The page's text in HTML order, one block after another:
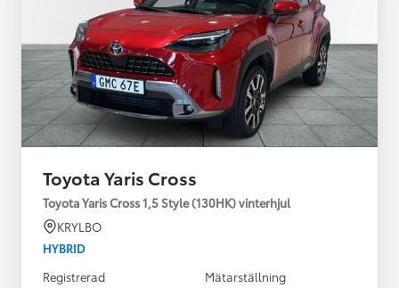
Toyota Yaris Cross
Toyota Yaris Cross 1,5 Style (130HK) vinterhjul
KRYLBO
HYBRID
Registrerad
Mätarställning